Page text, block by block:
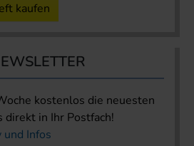
kaufen
kostenlos die neuesten
direkt in Ihr Postfach!
Infos